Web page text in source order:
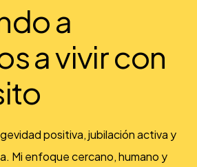
a
a vivir con
positiva, jubilación activa y
Mi enfoque cercano, humano y